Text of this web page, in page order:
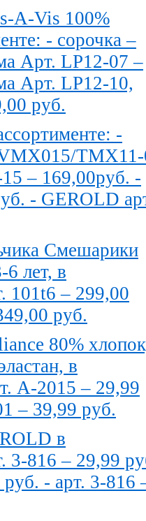
A-Vis 100%
- сорочка –
Арт. LP12-07 –
Арт. LP12-10,
руб.
-
– 169,00руб. -
- GEROLD
Смешарики
лет, в
101t6 – 299,00
руб.
80%
в
A-2015 – 29,99
– 39,99 руб.
в
3-816 – 29,99
- арт. 3-816